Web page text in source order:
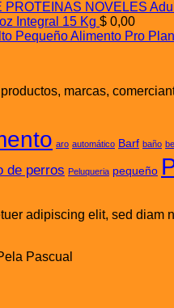
Integral 15 Kg $ 0,00
Alimento Pro
marcas,
aro automático Barf baño
de perros Peluqueria pequeño
adipiscing elit, sed diam
Pascual